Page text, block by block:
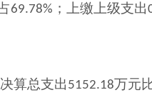
69.78% ；上缴上级支出
算总支出 5152.18万元